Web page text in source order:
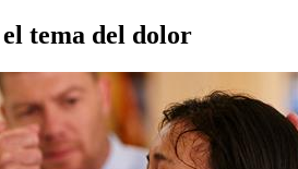
tema del dolor